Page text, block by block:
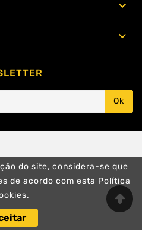
do site, considera-se que
de acordo com esta Política


Ok